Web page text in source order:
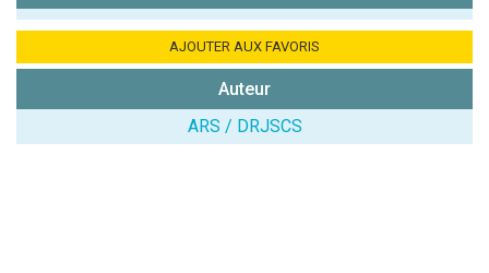
l'établissement
AJOUTER AUX FAVORIS
Auteur
ARS / DRJSCS